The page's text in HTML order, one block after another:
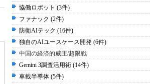
協働ロボット (3件)
ファナック (2件)
防衛AIテック (16件)
独自のAIユースケース開発 (6件)
中国の経済的威圧/超限戦
Gemini 3調査活用術 (14件)
車載半導体 (5件)